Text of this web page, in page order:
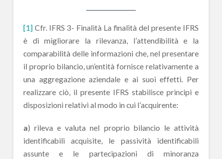
[1]Cfr. IFRS 3- Finalità La finalità del presente IFRS
è di migliorare la rilevanza, l’attendibilità e la
comparabilità delle informazioni che, nel presentare
il proprio bilancio, un’entità fornisce relativamente a
una aggregazione aziendale e ai suoi effetti. Per
realizzare ciò, il presente IFRS stabilisce principi e
disposizioni relativi al modo in cui l’acquirente:
a) rileva e valuta nel proprio bilancio le attività
identificabili acquisite, le passività identificabili
assunte e le partecipazioni di minoranza